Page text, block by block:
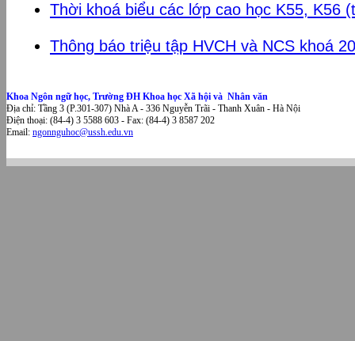
Thời khoá biểu các lớp cao học K55, K56
Thông báo triệu tập HVCH và NCS khoá
Khoa Ngôn ngữ học, Trường ĐH Khoa học Xã hội và Nhân văn
Địa chỉ: Tầng 3 (P.301-307) Nhà A - 336 Nguyễn Trãi - Thanh Xuân - Hà Nội
Điện thoại: (84-4) 3 5588 603 - Fax: (84-4) 3 8587 202
Email: ngonnguhoc@ussh.edu.vn